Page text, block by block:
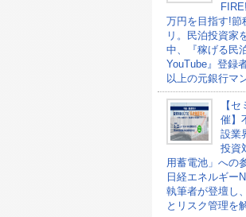
万円を目指す!節
リ。民泊投資家
中、『稼げる民
YouTube』登録
以上の元銀行マ
【
催】
設業
投資
用蓄電池」への
日経エネルギー
執筆者が登壇し
とリスク管理を